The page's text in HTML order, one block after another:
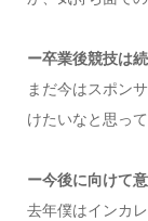
ー卒業後競技は
まだ今はスポン
けたいなと思っ
ー今後に向けて
去年僕はインカ